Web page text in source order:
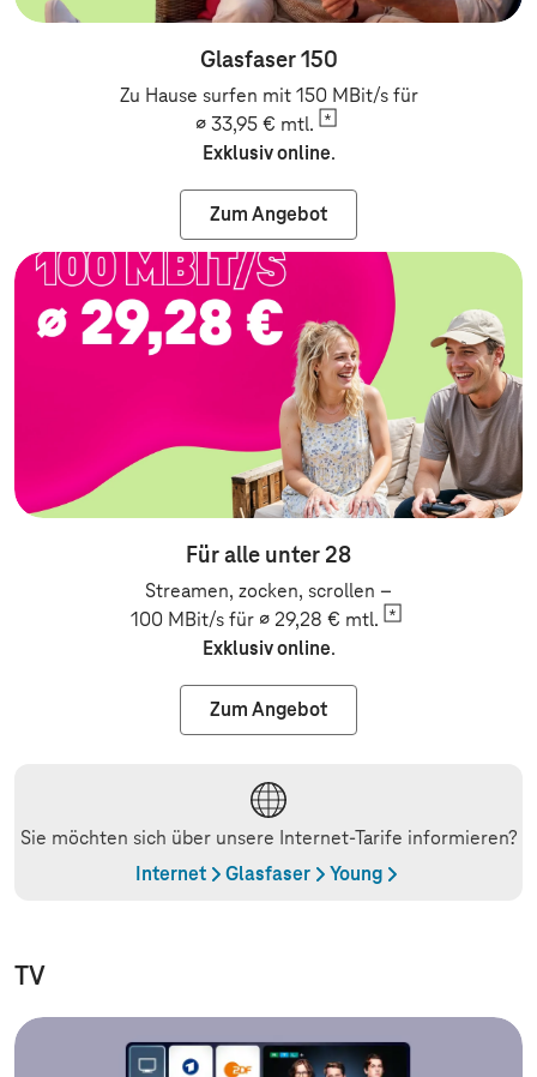
Glasfaser 150
Zu Hause surfen mit 150 MBit/s für
∅ 33,95 € mtl.
Exklusiv online.
Zum Angebot
Zum Angebot:
Für alle unter 28
Streamen, zocken, scrollen –
100 MBit/s für ∅ 29,28 € mtl.
Exklusiv online.
Zum Angebot
Sie möchten sich über unsere Internet-Tarife informieren?
Internet
Glasfaser Young
TV